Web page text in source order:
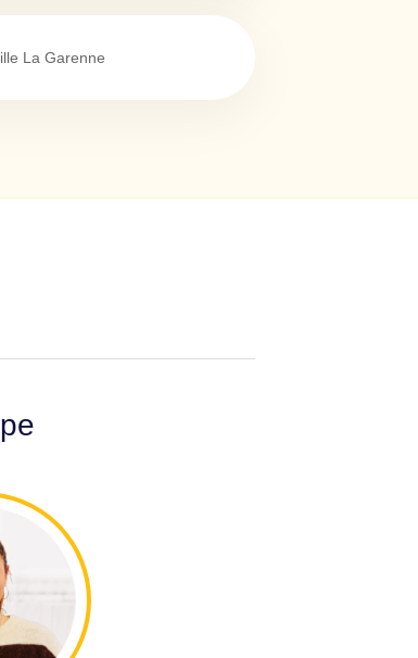
La Garenne